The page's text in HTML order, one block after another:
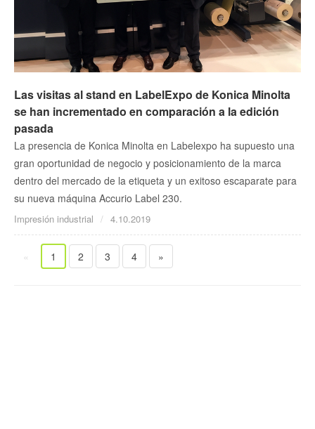
Las visitas al stand en LabelExpo de Konica Minolta
se han incrementado en comparación a la edición
pasada
La presencia de Konica Minolta en Labelexpo ha supuesto una
gran oportunidad de negocio y posicionamiento de la marca
dentro del mercado de la etiqueta y un exitoso escaparate para
su nueva máquina Accurio Label 230.
Impresión industrial 4.10.2019
« 1 2 3 4 »